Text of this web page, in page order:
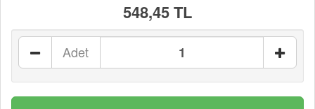
548,45 TL
Adet